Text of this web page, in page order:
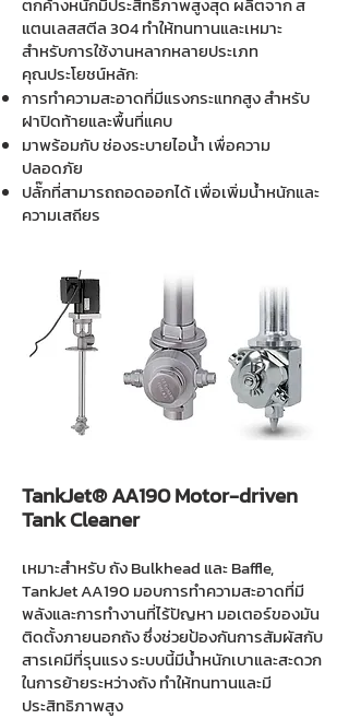
แตนเลสสตีล 304 ทำให้ทนทานและเหมาะ
สำหรับการใช้งานหลากหลายประเภท
คุณประโยชน์หลัก:
การทำความสะอาดที่มีแรงกระแทกสูง สำหรับ
ฝาปิดท้ายและพื้นที่แคบ
มาพร้อมกับ ช่องระบายไอน้ำ เพื่อความ
ปลอดภัย
ปลั๊กที่สามารถถอดออกได้ เพื่อเพิ่มน้ำหนักและ
ความเสถียร
TankJet® AA190 Motor-driven
Tank Cleaner
เหมาะสำหรับ ถัง Bulkhead และ Baffle,
TankJet AA190 มอบการทำความสะอาดที่มี
พลังและการทำงานที่ไร้ปัญหา มอเตอร์ของมัน
ติดตั้งภายนอกถัง ซึ่งช่วยป้องกันการสัมผัสกับ
สารเคมีที่รุนแรง ระบบนี้มีน้ำหนักเบาและสะดวก
ในการย้ายระหว่างถัง ทำให้ทนทานและมี
ประสิทธิภาพสูง